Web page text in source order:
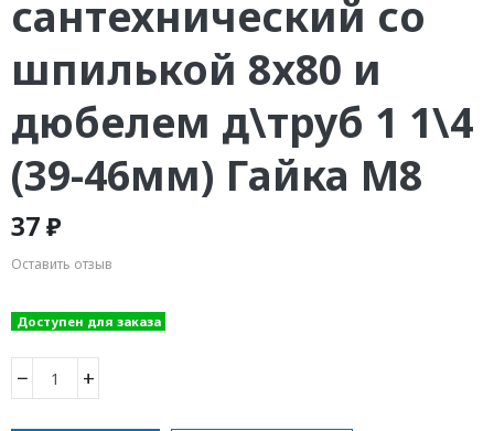
сантехнический со
шпилькой 8х80 и
дюбелем д\труб 1 1\4
(39-46мм) Гайка М8
37 ₽
Оставить отзыв
Доступен для заказа
− +